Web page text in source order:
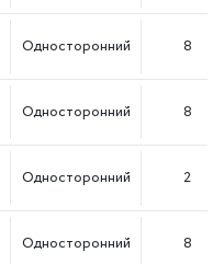
Односторонний 8
Односторонний 8
Односторонний 2
Односторонний 8